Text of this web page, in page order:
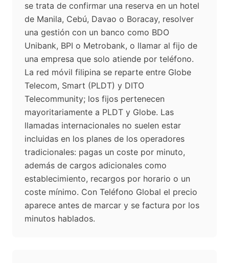
se trata de confirmar una reserva en un hotel
de Manila, Cebú, Davao o Boracay, resolver
una gestión con un banco como BDO
Unibank, BPI o Metrobank, o llamar al fijo de
una empresa que solo atiende por teléfono.
La red móvil filipina se reparte entre Globe
Telecom, Smart (PLDT) y DITO
Telecommunity; los fijos pertenecen
mayoritariamente a PLDT y Globe. Las
llamadas internacionales no suelen estar
incluidas en los planes de los operadores
tradicionales: pagas un coste por minuto,
además de cargos adicionales como
establecimiento, recargos por horario o un
coste mínimo. Con Teléfono Global el precio
aparece antes de marcar y se factura por los
minutos hablados.